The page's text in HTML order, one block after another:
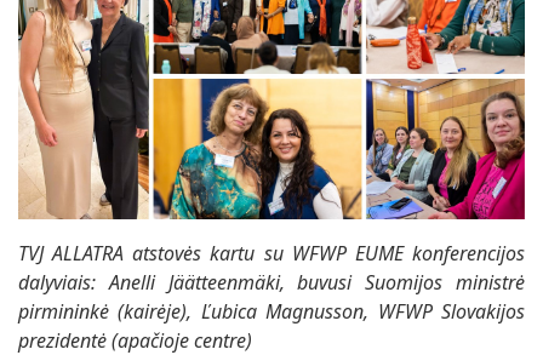
TVJ ALLATRA atstovės kartu su WFWP EUME konferencijos
dalyviais: Anelli Jäätteenmäki, buvusi Suomijos ministrė
pirmininkė (kairėje), Ľubica Magnusson, WFWP Slovakijos
prezidentė (apačioje centre)